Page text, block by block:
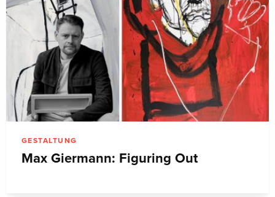
GESTALTUNG
Max Giermann: Figuring Out